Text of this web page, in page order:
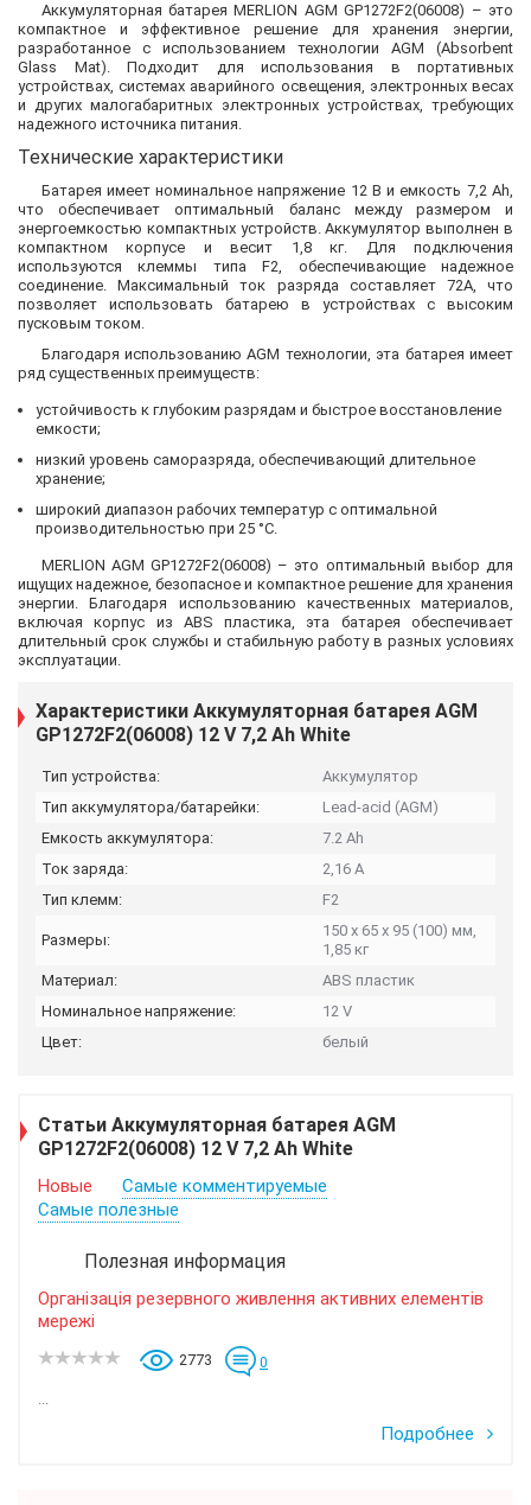
Аккумуляторная батарея MERLION AGM GP1272F2(06008) – это
компактное и эффективное решение для хранения энергии,
разработанное с использованием технологии AGM (Absorbent
Glass Mat). Подходит для использования в портативных
устройствах, системах аварийного освещения, электронных весах
и других малогабаритных электронных устройствах, требующих
надежного источника питания.
Технические характеристики
Батарея имеет номинальное напряжение 12 В и емкость 7,2 Ah,
что обеспечивает оптимальный баланс между размером и
энергоемкостью компактных устройств. Аккумулятор выполнен в
компактном корпусе и весит 1,8 кг. Для подключения
используются клеммы типа F2, обеспечивающие надежное
соединение. Максимальный ток разряда составляет 72A, что
позволяет использовать батарею в устройствах с высоким
пусковым током.
Благодаря использованию AGM технологии, эта батарея имеет
ряд существенных преимуществ:
устойчивость к глубоким разрядам и быстрое восстановление
емкости;
низкий уровень саморазряда, обеспечивающий длительное
хранение;
широкий диапазон рабочих температур с оптимальной
производительностью при 25 °C.
MERLION AGM GP1272F2(06008) – это оптимальный выбор для
ищущих надежное, безопасное и компактное решение для хранения
энергии. Благодаря использованию качественных материалов,
включая корпус из ABS пластика, эта батарея обеспечивает
длительный срок службы и стабильную работу в разных условиях
эксплуатации.
Характеристики Аккумуляторная батарея AGM
GP1272F2(06008) 12 V 7,2 Ah White
Тип устройства:
Аккумулятор
Тип аккумулятора/батарейки:
Lead-acid (AGM)
Емкость аккумулятора:
7.2 Ah
Ток заряда:
2,16 А
Тип клемм:
F2
Размеры:
150 x 65 x 95 (100) мм,
1,85 кг
Материал:
ABS пластик
Номинальное напряжение:
12 V
Цвет:
белый
Статьи Аккумуляторная батарея AGM
GP1272F2(06008) 12 V 7,2 Ah White
Новые
Самые комментируемые
Самые полезные
Полезная информация
Організація резервного живлення активних елементів
мережі
2773 0
...
Подробнее